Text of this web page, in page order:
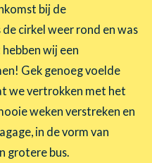
bij de
cirkel weer rond en was
wij een
Gek genoeg voelde
we vertrokken met het
weken verstreken en
in de vorm van
grotere bus.